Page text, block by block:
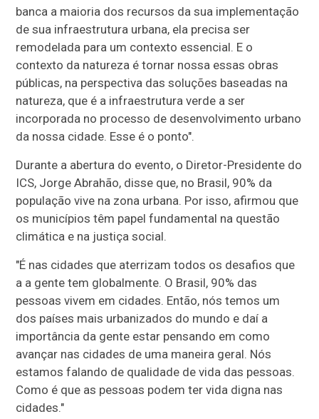
banca a maioria dos recursos da sua implementação
de sua infraestrutura urbana, ela precisa ser
remodelada para um contexto essencial. E o
contexto da natureza é tornar nossa essas obras
públicas, na perspectiva das soluções baseadas na
natureza, que é a infraestrutura verde a ser
incorporada no processo de desenvolvimento urbano
da nossa cidade. Esse é o ponto".
Durante a abertura do evento, o Diretor-Presidente do
ICS, Jorge Abrahão, disse que, no Brasil, 90% da
população vive na zona urbana. Por isso, afirmou que
os municípios têm papel fundamental na questão
climática e na justiça social.
"É nas cidades que aterrizam todos os desafios que
a a gente tem globalmente. O Brasil, 90% das
pessoas vivem em cidades. Então, nós temos um
dos países mais urbanizados do mundo e daí a
importância da gente estar pensando em como
avançar nas cidades de uma maneira geral. Nós
estamos falando de qualidade de vida das pessoas.
Como é que as pessoas podem ter vida digna nas
cidades."